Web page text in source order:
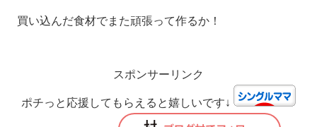
買い込んだ食材でまた頑張って作るか！
スポンサーリンク
ポチっと応援してもらえると嬉しいです↓